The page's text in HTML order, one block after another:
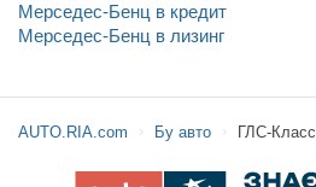
Мерседес-Бенц в кредит
Мерседес-Бенц в лизинг
AUTO.RIA.com Бу авто ГЛС-Класс